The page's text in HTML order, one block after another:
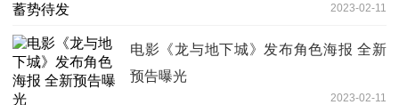
2023-02-11
电影《龙与地下城》发布角色海报 全新
预告曝光
2023-02-11